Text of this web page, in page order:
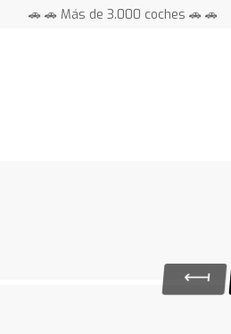
🚗 🚗 Más de 3.000 coches 🚗 🚗